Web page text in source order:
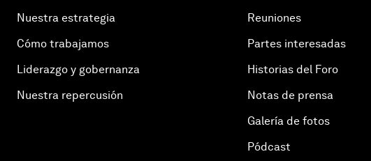
Nuestra estrategia
Cómo trabajamos
Liderazgo y gobernanza
Nuestra repercusión
Reuniones
Partes interesadas
Historias del Foro
Notas de prensa
Galería de fotos
Pódcast